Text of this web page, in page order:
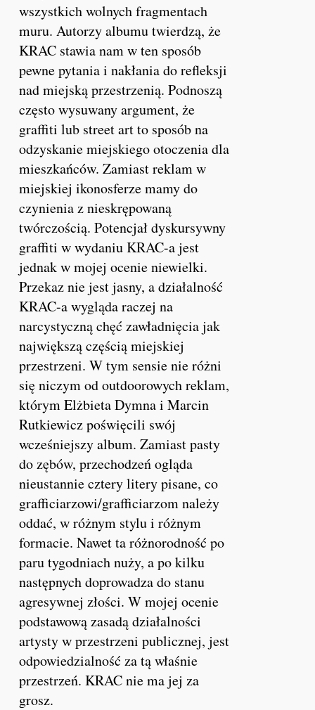
wszystkich wolnych fragmentach
muru. Autorzy albumu twierdzą, że
KRAC stawia nam w ten sposób
pewne pytania i nakłania do refleksji
nad miejską przestrzenią. Podnoszą
często wysuwany argument, że
graffiti lub street art to sposób na
odzyskanie miejskiego otoczenia dla
mieszkańców. Zamiast reklam w
miejskiej ikonosferze mamy do
czynienia z nieskrępowaną
twórczością. Potencjał dyskursywny
graffiti w wydaniu KRAC-a jest
jednak w mojej ocenie niewielki.
Przekaz nie jest jasny, a działalność
KRAC-a wygląda raczej na
narcystyczną chęć zawładnięcia jak
największą częścią miejskiej
przestrzeni. W tym sensie nie różni
się niczym od outdoorowych reklam,
którym Elżbieta Dymna i Marcin
Rutkiewicz poświęcili swój
wcześniejszy album. Zamiast pasty
do zębów, przechodzeń ogląda
nieustannie cztery litery pisane, co
grafficiarzowi/grafficiarzom należy
oddać, w różnym stylu i różnym
formacie. Nawet ta różnorodność po
paru tygodniach nuży, a po kilku
następnych doprowadza do stanu
agresywnej złości. W mojej ocenie
podstawową zasadą działalności
artysty w przestrzeni publicznej, jest
odpowiedzialność za tą właśnie
przestrzeń.KRACnie ma jej za
grosz.